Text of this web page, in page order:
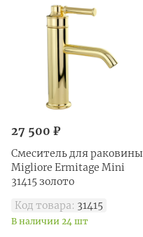
27 500 ₽
Смеситель для раковины
Migliore Ermitage Mini
31415 золото
Код товара: 31415
В наличии 24 шт